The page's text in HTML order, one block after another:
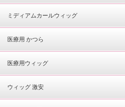
ミディアムカールウィッグ
医療用 かつら
医療用ウィッグ
ウィッグ 激安